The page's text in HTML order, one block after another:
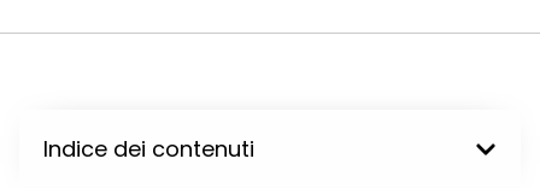
Indice dei contenuti